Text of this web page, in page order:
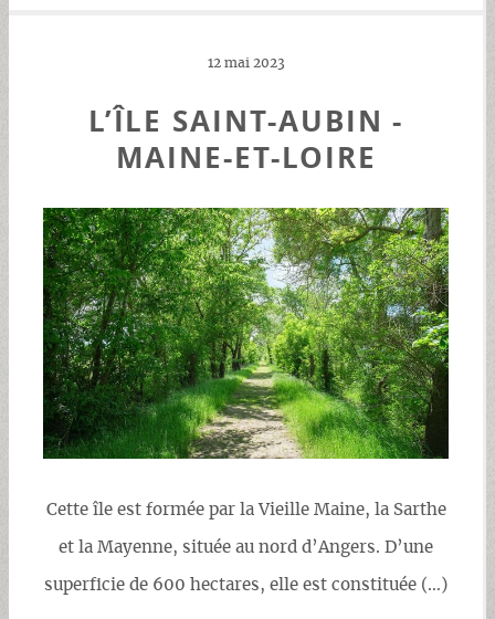
12 mai 2023
L’ÎLE SAINT-AUBIN -
MAINE-ET-LOIRE
Cette île est formée par la Vieille Maine, la Sarthe
et la Mayenne, située au nord d’Angers. D’une
superficie de 600 hectares, elle est constituée (…)